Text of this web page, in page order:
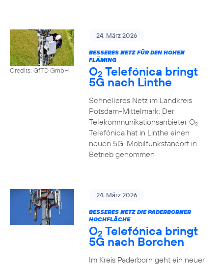
Credits: GfTD GmbH
24. März 2026
BESSERES NETZ FÜR DEN HOHEN
FLÄMING
O2 Telefónica bringt
5G nach Linthe
Schnelleres Netz im Landkreis
Potsdam-Mittelmark: Der
Telekommunikationsanbieter O2
Telefónica hat in Linthe einen
neuen 5G-Mobilfunkstandort in
Betrieb genommen
24. März 2026
BESSERES NETZ DIE PADERBORNER
HOCHFLÄCHE
O2 Telefónica bringt
5G nach Borchen
Im Kreis Paderborn geht ein neuer